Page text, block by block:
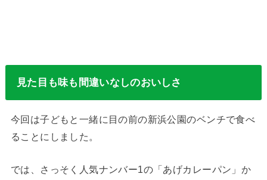
見た目も味も間違いなしのおいしさ
今回は子どもと一緒に目の前の新浜公園のベンチで食べ
ることにしました。
では、さっそく人気ナンバー1の「あげカレーパン」か